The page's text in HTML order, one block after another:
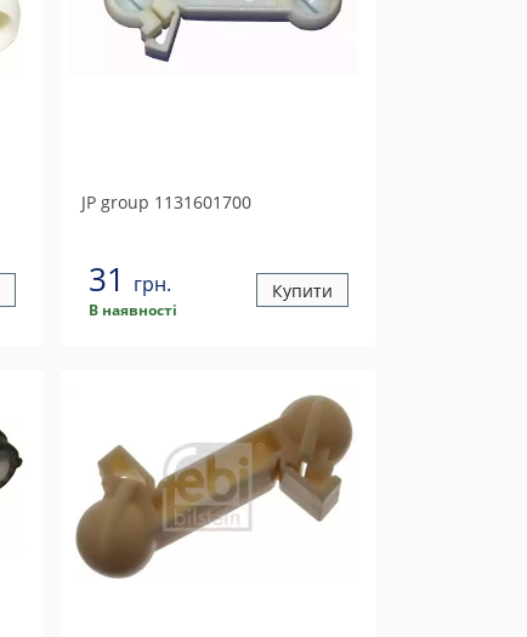
JP group 1131601700
31 грн.
В наявності
Купити